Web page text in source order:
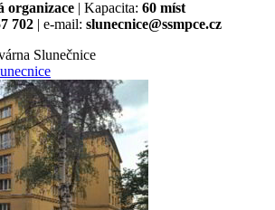
organizace | Kapacita: 60 míst
702 | e-mail: slunecnice@ssmpce.cz